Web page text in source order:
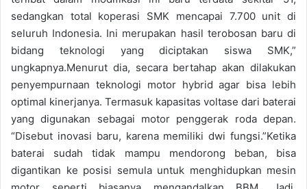
sedangkan total koperasi SMK mencapai 7.700 unit di
seluruh Indonesia. Ini merupakan hasil terobosan baru di
bidang teknologi yang diciptakan siswa SMK,”
ungkapnya.Menurut dia, secara bertahap akan dilakukan
penyempurnaan teknologi motor hybrid agar bisa lebih
optimal kinerjanya. Termasuk kapasitas voltase dari baterai
yang digunakan sebagai motor penggerak roda depan.
“Disebut inovasi baru, karena memiliki dwi fungsi.”Ketika
baterai sudah tidak mampu mendorong beban, bisa
digantikan ke posisi semula untuk menghidupkan mesin